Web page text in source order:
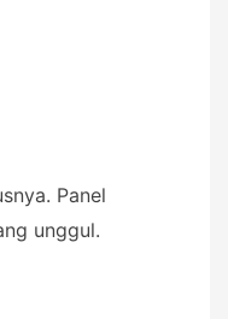
Panel
unggul.